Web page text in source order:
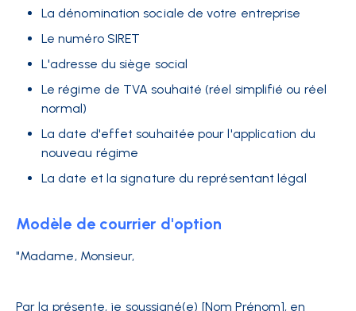
La dénomination sociale de votre entreprise
Le numéro SIRET
L'adresse du siège social
Le régime de TVA souhaité (réel simplifié ou réel
normal)
La date d'effet souhaitée pour l'application du
nouveau régime
La date et la signature du représentant légal
Modèle de courrier d'option
"Madame, Monsieur,
Par la présente, je soussigné(e) [Nom Prénom], en